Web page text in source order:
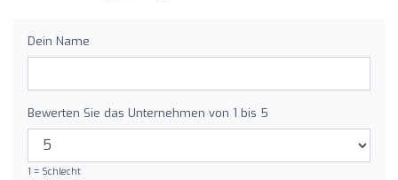
Dein Name
Bewerten Sie das Unternehmen von 1 bis 5
1 = Schlecht